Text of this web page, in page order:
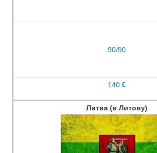
90/90
140€
Литва (в Литову)